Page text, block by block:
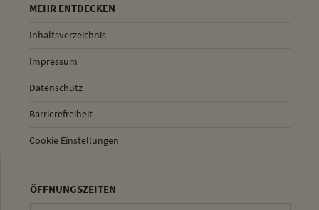
MEHR ENTDECKEN
Inhaltsverzeichnis
Impressum
Datenschutz
Barrierefreiheit
Cookie Einstellungen
ÖFFNUNGSZEITEN